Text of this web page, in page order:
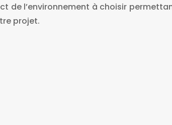
de l’environnement à choisir
projet.